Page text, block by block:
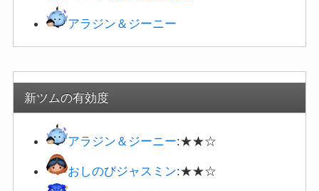
アラジン＆ジーニー:★★☆
おしのびジャスミン:★★☆
魔法の洞窟:★★☆